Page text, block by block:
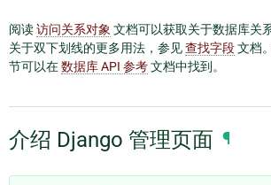
阅读访问关系对象 文档可以获取关于数据库关
关于双下划线的更多用法，参见查找字段文档
节可以在数据库 API 参考文档中找到。
介绍 Django 管理页面 ¶